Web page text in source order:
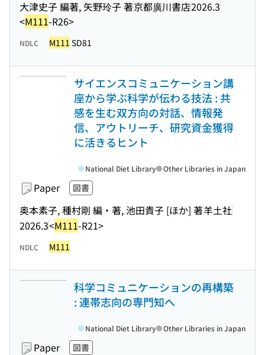
大津史子 編著, 矢野玲子 著京都廣川書店2026.3
<M111-R26>
NDLC M111 SD81
サイエンスコミュニケーション講
座から学ぶ科学が伝わる技法 : 共
感を生む双方向の対話、情報発
信、アウトリーチ、研究資金獲得
に活きるヒント
Paper 図書
奥本素子, 種村剛 編・著, 池田貴子 [ほか] 著羊土社
2026.3<M111-R21>
National Diet Library Other Libraries in Japan
NDLC M111
科学コミュニケーションの再構築
: 連帯志向の専門知へ
Paper 図書
National Diet Library Other Libraries in Japan